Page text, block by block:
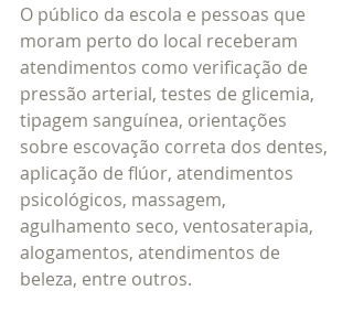
O público da escola e pessoas que
moram perto do local receberam
atendimentos como verificação de
pressão arterial, testes de glicemia,
tipagem sanguínea, orientações
sobre escovação correta dos dentes,
aplicação de flúor, atendimentos
psicológicos, massagem,
agulhamento seco, ventosaterapia,
alogamentos, atendimentos de
beleza, entre outros.